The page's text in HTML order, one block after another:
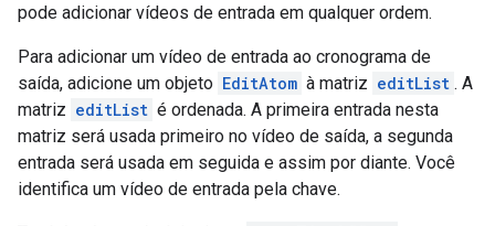
pode adicionar vídeos de entrada em qualquer ordem.
Para adicionar um vídeo de entrada ao cronograma de
saída, adicione um objeto EditAtom à matriz editList . A
matriz editList é ordenada. A primeira entrada nesta
matriz será usada primeiro no vídeo de saída, a segunda
entrada será usada em seguida e assim por diante. Você
identifica um vídeo de entrada pela chave.